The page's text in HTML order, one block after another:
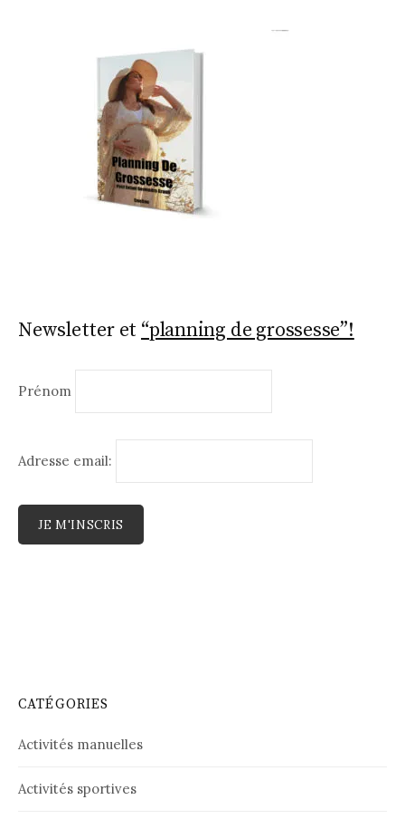
Newsletter et “planning de grossesse”!
Prénom
Adresse email:
CATÉGORIES
Activités manuelles
Activités sportives